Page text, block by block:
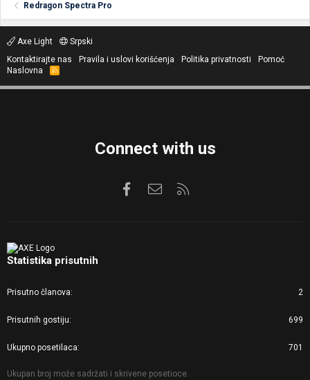
Redragon Spectra Pro
Axe Light
Srpski
Kontaktirajte nas
Pravila i uslovi korišćenja Politika privatnosti
Pomoć
Naslovna
R
S
Connect with us
FacebookKontaktirajte nas
Statistika prisutnih
Prisutno članova 2
Prisutnih gostiju 699
Ukupno posetilaca 701
Ukupan broj može sadržati i skrivene posetioce.